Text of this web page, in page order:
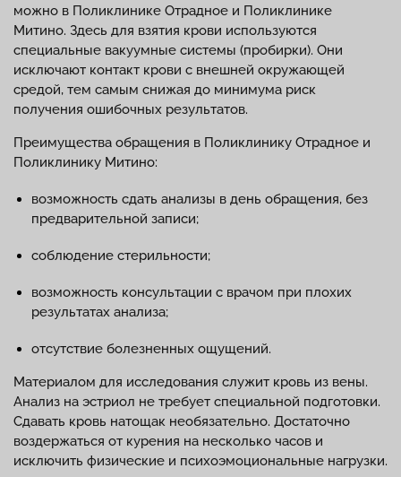
можно в Поликлинике Отрадное и Поликлинике
Митино. Здесь для взятия крови используются
специальные вакуумные системы (пробирки). Они
исключают контакт крови с внешней окружающей
средой, тем самым снижая до минимума риск
получения ошибочных результатов.
Преимущества обращения в Поликлинику Отрадное и
Поликлинику Митино:
возможность сдать анализы в день обращения, без
предварительной записи;
соблюдение стерильности;
возможность консультации с врачом при плохих
результатах анализа;
отсутствие болезненных ощущений.
Материалом для исследования служит кровь из вены.
Анализ на эстриол не требует специальной подготовки.
Сдавать кровь натощак необязательно. Достаточно
воздержаться от курения на несколько часов и
исключить физические и психоэмоциональные нагрузки.